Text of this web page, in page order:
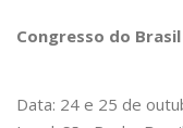
Congresso do Brasil
Data: 24 e 25 de